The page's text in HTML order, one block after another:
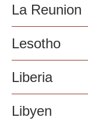
La Reunion
Lesotho
Liberia
Libyen